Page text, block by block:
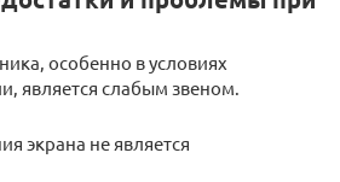
особенно в условиях
является слабым звеном.
экрана не является